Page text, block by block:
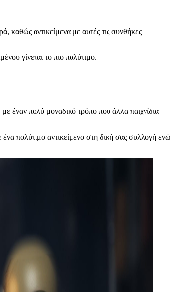
καθώς αντικείμενα με αυτές τις συνθήκες
γίνεται το πιο πολύτιμο.
με έναν πολύ μοναδικό τρόπο που άλλα παιχνίδια
πολύτιμο αντικείμενο στη δική σας συλλογή ενώ